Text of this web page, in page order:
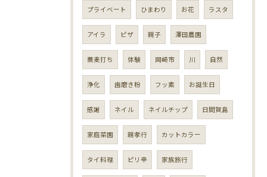
プライベート ひまわり お花 ラスタ
アイラ ピザ 親子 澤田農園
蕎麦打ち 体験 岡崎市 川 自然
浄化 歯磨き粉 フッ素 お誕生日
感謝 ネイル ネイルチップ 日間賀島
家庭菜園 親孝行 カットカラー
タイ料理 ピリ辛 家族旅行